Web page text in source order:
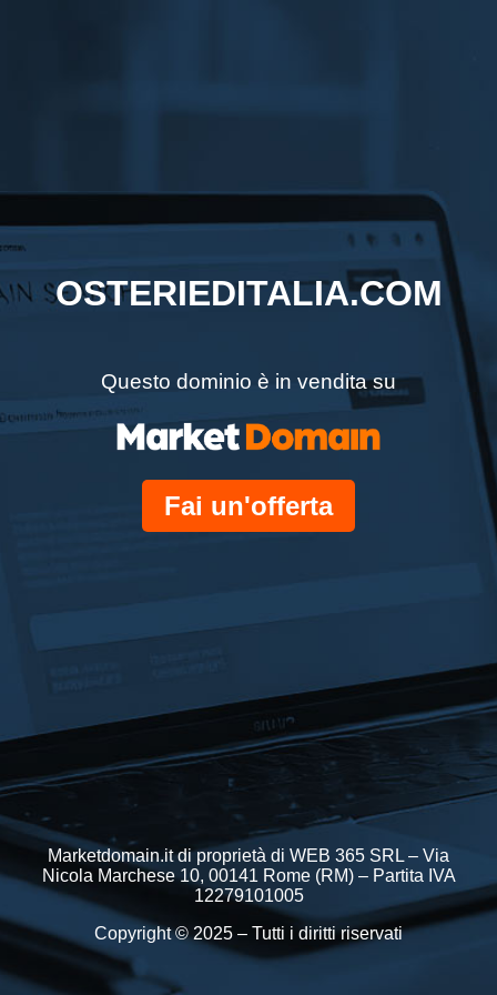
OSTERIEDITALIA.COM
Questo dominio è in vendita su
Fai un'offerta
Marketdomain.it di proprietà di WEB 365 SRL – Via
Nicola Marchese 10, 00141 Rome (RM) – Partita IVA
12279101005
Copyright © 2025 – Tutti i diritti riservati